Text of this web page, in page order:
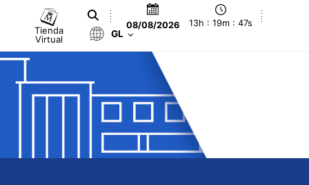
Tienda
Virtual
08/08/2026 13h : 19m : 48s
GL